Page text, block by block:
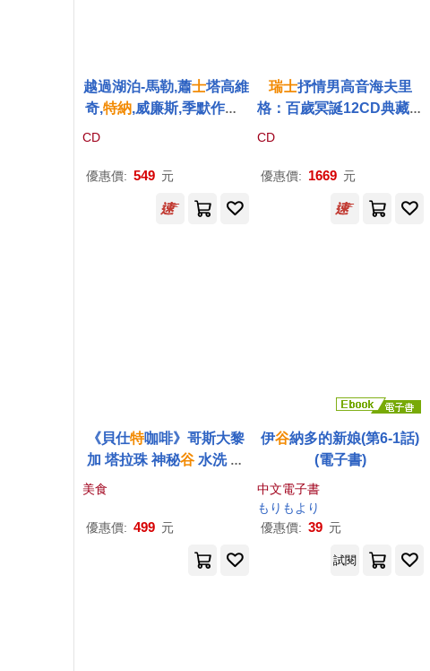
Orchestra e Coro del Ma
ggio Musicale Fiorentin
越過湖泊-馬勒,蕭士塔高維
奇,特納,威廉斯,季默作品 /
諾伯特施特茨(指揮)銅管湖
orks by Mahler, Shostak
Zimmer / Norbert Stertz
CD
優惠價: 549 元
瑞士抒情男高音海夫里
格：百歲冥誕12CD典藏套
裝 / 男高音 恩斯特‧海夫里
Edition (12 CDS))
CD
優惠價: 1669 元
《貝仕特咖啡》哥斯大黎
加 塔拉珠 神秘谷 水洗 咖
啡豆 (半磅) 中深烘焙
美食
優惠價: 499 元
伊谷納多的新娘(第6-1話)
(電子書)
中文電子書
もりもより
優惠價: 39 元
試閱